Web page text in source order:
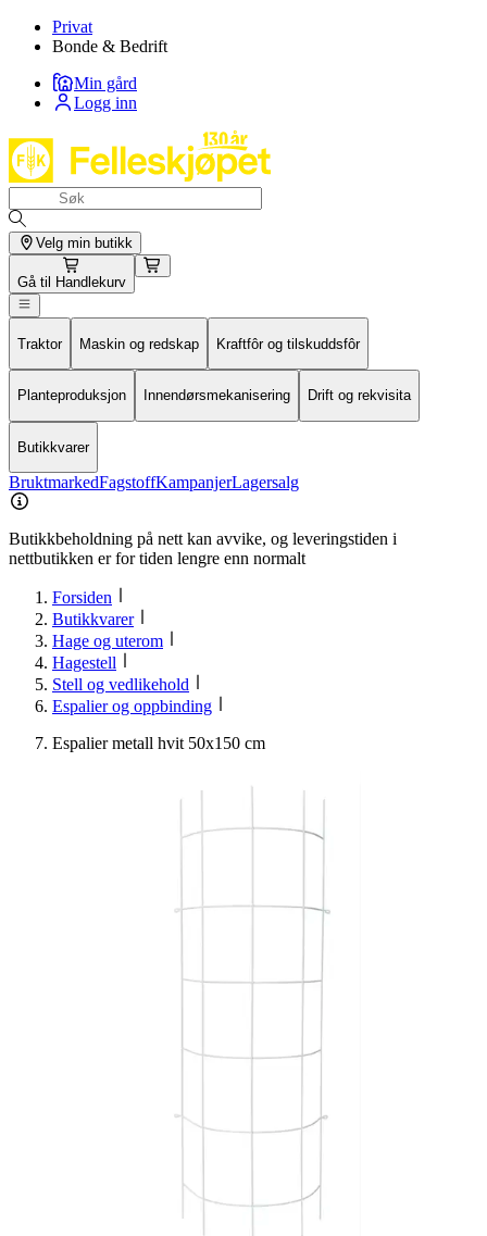
Privat
Bonde & Bedrift
Min gård
Logg inn
Velg min butikk
Gå til Handlekurv
Traktor Maskin og redskap Kraftfôr og tilskuddsfôr
Planteproduksjon Innendørsmekanisering Drift og rekvisita
Butikkvarer
BruktmarkedFagstoffKampanjerLagersalg
Butikkbeholdning på nett kan avvike, og leveringstiden i
nettbutikken er for tiden lengre enn normalt
Forsiden
Butikkvarer
Hage og uterom
Hagestell
Stell og vedlikehold
Espalier og oppbinding
Espalier metall hvit 50x150 cm